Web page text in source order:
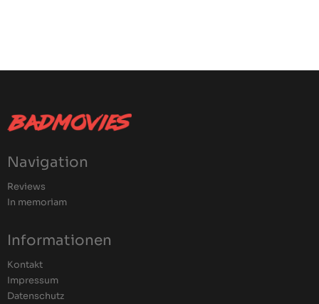
Navigation
Reviews
In memoriam
Informationen
Kontakt
Impressum
Datenschutz